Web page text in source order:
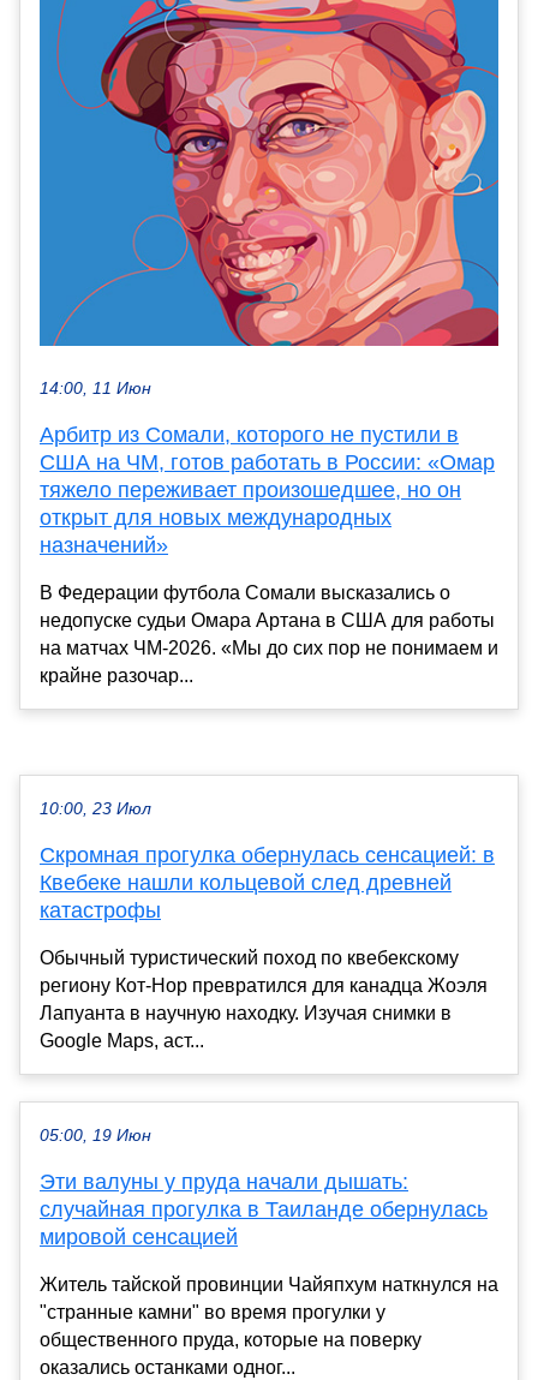
14:00, 11 Июн
Арбитр из Сомали, которого не пустили в
США на ЧМ, готов работать в России: «Омар
тяжело переживает произошедшее, но он
открыт для новых международных
назначений»
В Федерации футбола Сомали высказались о
недопуске судьи Омара Артана в США для работы
на матчах ЧМ-2026. «Мы до сих пор не понимаем и
крайне разочар...
10:00, 23 Июл
Скромная прогулка обернулась сенсацией: в
Квебеке нашли кольцевой след древней
катастрофы
Обычный туристический поход по квебекскому
региону Кот-Нор превратился для канадца Жоэля
Лапуанта в научную находку. Изучая снимки в
Google Maps, аст...
05:00, 19 Июн
Эти валуны у пруда начали дышать:
случайная прогулка в Таиланде обернулась
мировой сенсацией
Житель тайской провинции Чайяпхум наткнулся на
"странные камни" во время прогулки у
общественного пруда, которые на поверку
оказались останками одног...